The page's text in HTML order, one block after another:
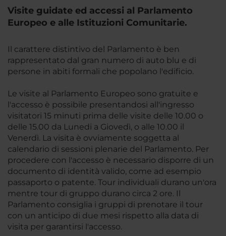
Visite guidate ed accessi al Parlamento
Europeo e alle Istituzioni Comunitarie.
Il carattere distintivo del Parlamento è ben
rappresentato dal gran numero di auto blu e di
persone in abiti formali che popolano l'edificio.
Le visite al Parlamento Europeo sono gratuite e
l'accesso è possibile presentandosi all'ingresso
visitatori 15 minuti prima delle visite delle 10.00 o
delle 15.00 da Lunedi a Giovedì, o alle 10.00 il
Venerdì. La visita è ovviamente soggetta al
calendario di sessioni plenarie del Parlamento. Per
procedere con l'accesso è necessario disporre di un
documento di identità valido, come ad esempio
passaporto o patente. Tour individuali durano un'ora
mentre tour di gruppo durano circa 2 ore. Il
Parlamento consiglia i gruppi di prenotare il tour
con un anticipo di due mesi rispetto alla data di
visita per garantirsi l'accesso.